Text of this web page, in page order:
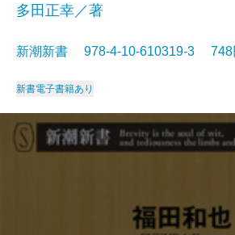
多田正幸／著
新潮新書 978-4-10-610319-3
新書電子書籍あり